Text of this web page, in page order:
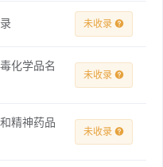
未收录
化学品名
未收录
精神药品
未收录